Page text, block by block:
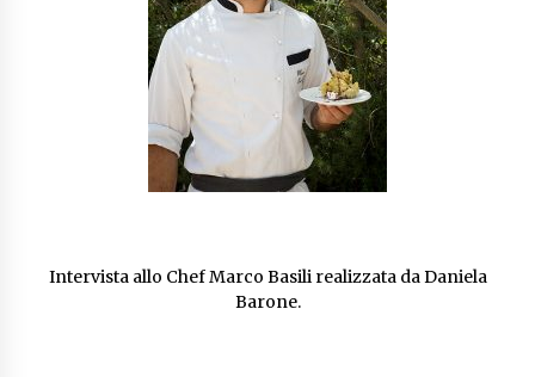
Intervista allo Chef Marco Basili realizzata da Daniela
Barone.